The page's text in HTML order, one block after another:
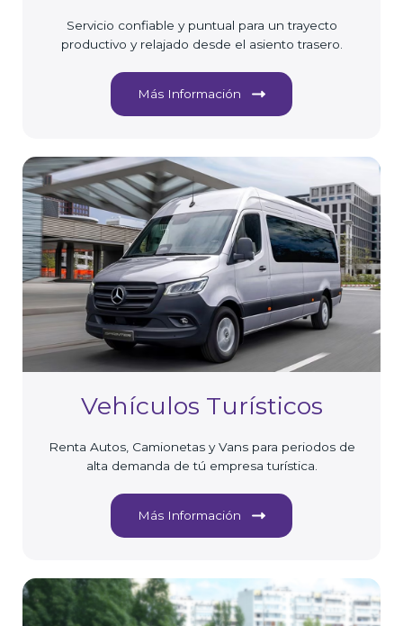
Servicio confiable y puntual para un trayecto
productivo y relajado desde el asiento trasero.
Más Información
Vehículos Turísticos
Renta Autos, Camionetas y Vans para periodos de
alta demanda de tú empresa turística.
Más Información